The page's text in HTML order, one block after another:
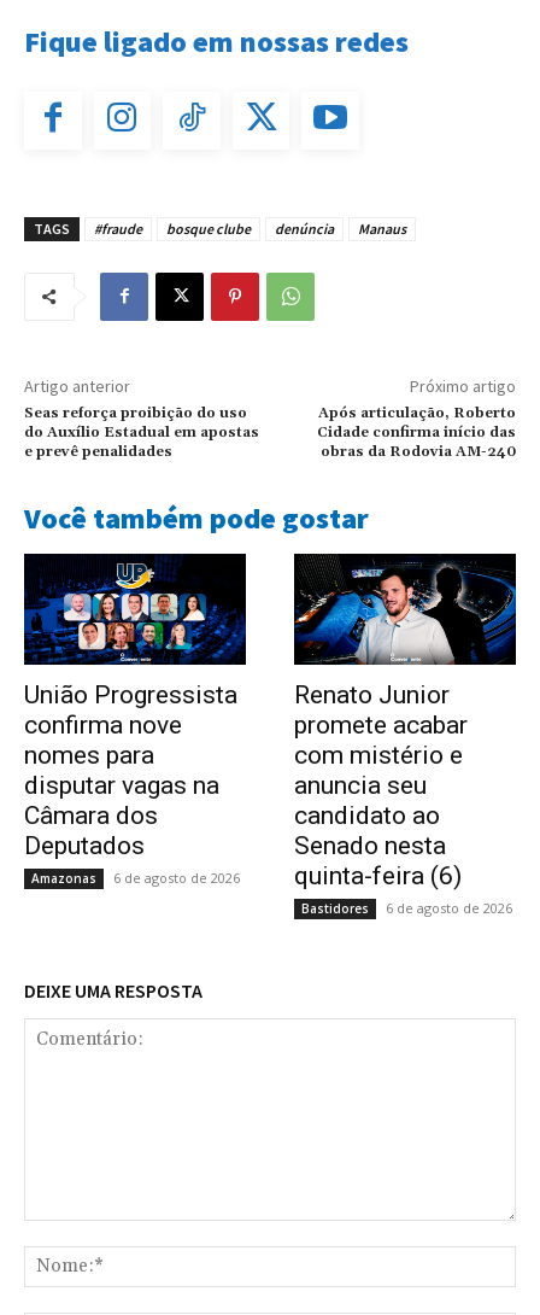
Fique ligado em nossas redes
TAGS #fraude bosque clube denúncia Manaus
Artigo anterior
Seas reforça proibição do uso
do Auxílio Estadual em apostas
e prevê penalidades
Próximo artigo
Após articulação, Roberto
Cidade confirma início das
obras da Rodovia AM-240
Você também pode gostar
União Progressista
confirma nove
nomes para
disputar vagas na
Câmara dos
Deputados
Amazonas 6 de agosto de 2026
Renato Junior
promete acabar
com mistério e
anuncia seu
candidato ao
Senado nesta
quinta-feira (6)
Bastidores 6 de agosto de 2026
DEIXE UMA RESPOSTA